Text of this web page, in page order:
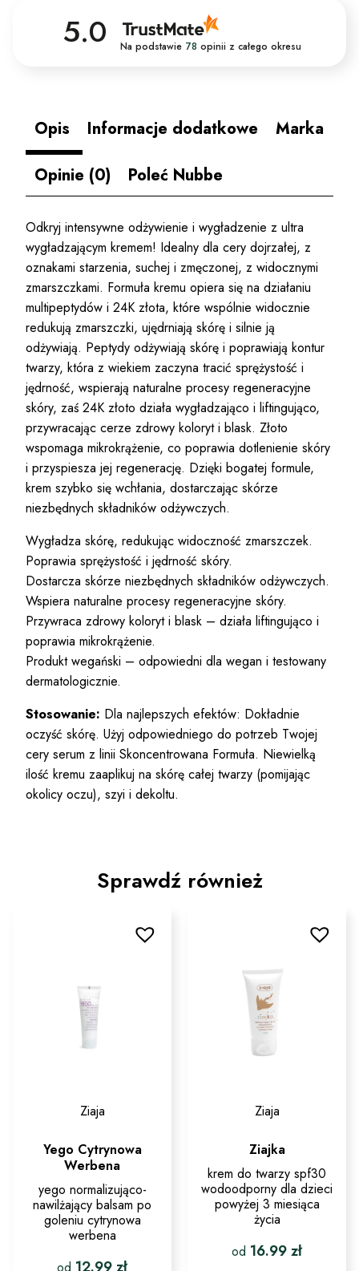
5.0 Na podstawie 78 opinii z całego okresu
Opis Informacje dodatkowe
Marka
Opinie (0)
Poleć Nubbe
Odkryj intensywne odżywienie i wygładzenie z ultra
wygładzającym kremem! Idealny dla cery dojrzałej, z
oznakami starzenia, suchej i zmęczonej, z widocznymi
zmarszczkami. Formuła kremu opiera się na działaniu
multipeptydów i 24K złota, które wspólnie widocznie
redukują zmarszczki, ujędrniają skórę i silnie ją
odżywiają. Peptydy odżywiają skórę i poprawiają kontur
twarzy, która z wiekiem zaczyna tracić sprężystość i
jędrność, wspierają naturalne procesy regeneracyjne
skóry, zaś 24K złoto działa wygładzająco i liftingująco,
przywracając cerze zdrowy koloryt i blask. Złoto
wspomaga mikrokrążenie, co poprawia dotlenienie skóry
i przyspiesza jej regenerację. Dzięki bogatej formule,
krem szybko się wchłania, dostarczając skórze
niezbędnych składników odżywczych.
Wygładza skórę, redukując widoczność zmarszczek.
Poprawia sprężystość i jędrność skóry.
Dostarcza skórze niezbędnych składników odżywczych.
Wspiera naturalne procesy regeneracyjne skóry.
Przywraca zdrowy koloryt i blask – działa liftingująco i
poprawia mikrokrążenie.
Produkt wegański – odpowiedni dla wegan i testowany
dermatologicznie.
Stosowanie: Dla najlepszych efektów: Dokładnie
oczyść skórę. Użyj odpowiedniego do potrzeb Twojej
cery serum z linii Skoncentrowana Formuła. Niewielką
ilość kremu zaaplikuj na skórę całej twarzy (pomijając
okolicy oczu), szyi i dekoltu.
Sprawdź również
Ziaja
Yego Cytrynowa
Werbena
yego normalizująco-
nawilżający balsam po
goleniu cytrynowa
werbena
od 12.99zł
Ziaja
Ziajka
krem do twarzy spf30
wodoodporny dla dzieci
powyżej 3 miesiąca
życia
od 16.99zł